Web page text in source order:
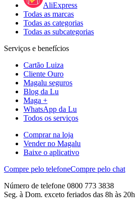
AliExpress
Todas as marcas
Todas as categorias
Todas as subcategorias
Serviços e benefícios
Cartão Luiza
Cliente Ouro
Magalu seguros
Blog da Lu
Maga +
WhatsApp da Lu
Todos os serviços
Comprar na loja
Vender no Magalu
Baixe o aplicativo
Compre pelo telefoneCompre pelo chat
Número de telefone 0800 773 3838
Seg. à Dom. exceto feriados das 8h às 20h